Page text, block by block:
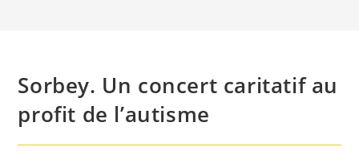
Sorbey. Un concert caritatif au
profit de l’autisme